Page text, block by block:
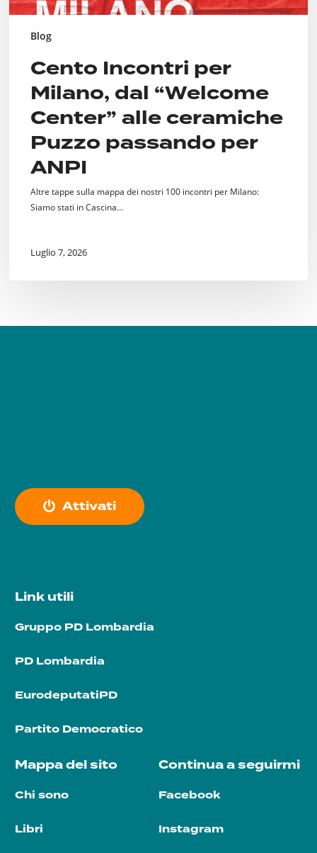
Blog
ANPI
Cento Incontri per
Milano, dal “Welcome
Center” alle ceramiche
Puzzo passando per
ANPI
Altre tappe sulla mappa dei nostri 100 incontri per Milano:
Siamo stati in Cascina…
Luglio 7, 2026
Attivati
Link utili
Gruppo PD Lombardia
PD Lombardia
EurodeputatiPD
Partito Democratico
Mappa del sito
Chi sono
Libri
Continua a seguirmi
Facebook
Instagram